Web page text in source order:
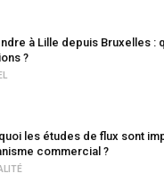
à Lille depuis Bruxelles :
?
les études de flux sont
commercial ?